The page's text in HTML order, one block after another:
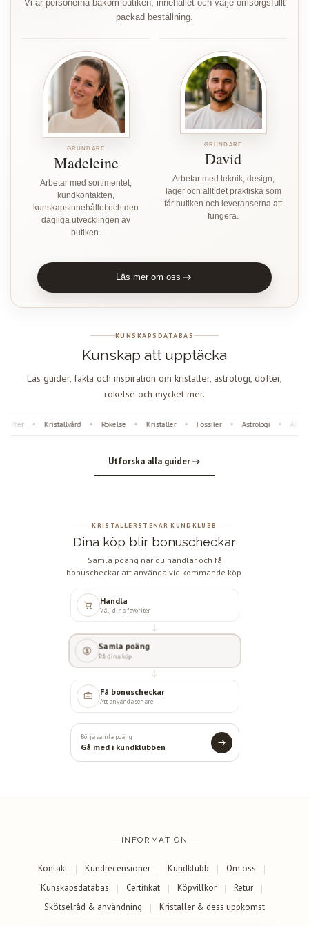
Vi är personerna bakom butiken, innehållet och varje omsorgsfullt
packad beställning.
GRUNDARE
Madeleine
Arbetar med sortimentet,
kundkontakten,
kunskapsinnehållet och den
dagliga utvecklingen av
butiken.
GRUNDARE
David
Arbetar med teknik, design,
lager och allt det praktiska som
får butiken och leveranserna att
fungera.
Läs mer om oss
KUNSKAPSDATABAS
Kunskap att upptäcka
Läs guider, fakta och inspiration om kristaller, astrologi, dofter,
rökelse och mycket mer.
Kristallvård Rökelse Kristaller Fossiler Astrologi
Utforska alla guider
KRISTALLERSTENAR KUNDKLUBB
Dina köp blir bonuscheckar
Samla poäng när du handlar och få
bonuscheckar att använda vid kommande köp.
Handla
Välj dina favoriter
Samla poäng
På dina köp
Få bonuscheckar
Att använda senare
Börja samla poäng
Gå med i kundklubben
INFORMATION
Kontakt Kundrecensioner Kundklubb
Om oss
Kunskapsdatabas
Certifikat Köpvillkor
Retur
Skötselråd & användning
Kristaller & dess uppkomst